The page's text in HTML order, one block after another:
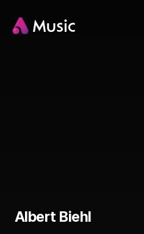
Albert Biehl